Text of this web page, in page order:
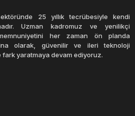
almadan önce cihazın çalışma
ve gerekiyorsa tamir ettirmek
genellikle daha uygun fiyatlıdır
şekilde ve kapasitede
küçük ev tipi fritözlerden büyük
25 yıllık tecrübesiyle kendi
Uzman kadromuz ve yenilikçi
memnuniyetini her zaman ön planda
olarak, güvenilir ve ileri teknoloji
yaratmaya devam ediyoruz.